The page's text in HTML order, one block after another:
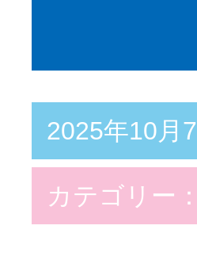
2025年10月7
カテゴリー：